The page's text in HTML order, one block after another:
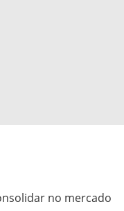
no mercado